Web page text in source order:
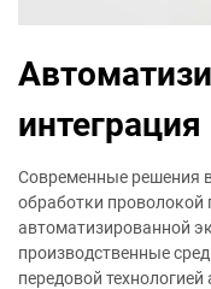
Современные решения
обработки проволокой
автоматизированной
производственные
передовой